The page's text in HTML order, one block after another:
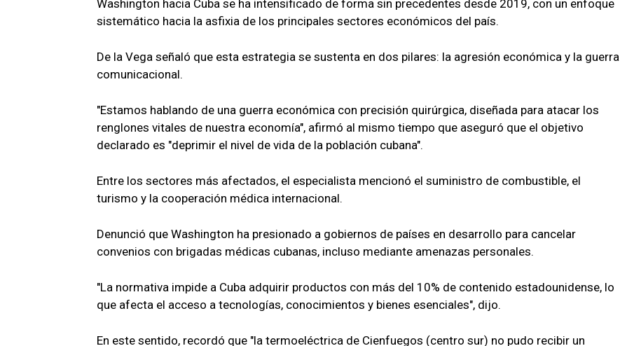
Washington hacia Cuba se ha intensificado de forma sin precedentes desde 2019, con un enfoque
sistemático hacia la asfixia de los principales sectores económicos del país.
De la Vega señaló que esta estrategia se sustenta en dos pilares: la agresión económica y la guerra
comunicacional.
"Estamos hablando de una guerra económica con precisión quirúrgica, diseñada para atacar los
renglones vitales de nuestra economía", afirmó al mismo tiempo que aseguró que el objetivo
declarado es "deprimir el nivel de vida de la población cubana".
Entre los sectores más afectados, el especialista mencionó el suministro de combustible, el
turismo y la cooperación médica internacional.
Denunció que Washington ha presionado a gobiernos de países en desarrollo para cancelar
convenios con brigadas médicas cubanas, incluso mediante amenazas personales.
"La normativa impide a Cuba adquirir productos con más del 10% de contenido estadounidense, lo
que afecta el acceso a tecnologías, conocimientos y bienes esenciales", dijo.
En este sentido, recordó que "la termoeléctrica de Cienfuegos (centro sur) no pudo recibir un